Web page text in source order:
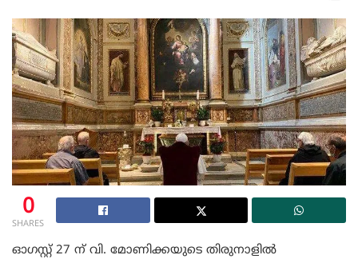
0
SHARES
ഓഗസ്റ്റ് 27 ന് വി. മോണിക്കയുടെ തിരുനാളിൽ